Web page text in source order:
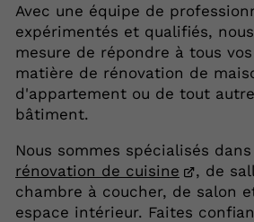
Avec une équipe de
expérimentés et qualifiés,
mesure de répondre à tous
matière de rénovation de
d'appartement ou de tout
bâtiment.
Nous sommes spécialisés dans
rénovation de cuisine
, de
chambre à coucher, de salon
espace intérieur. Faites